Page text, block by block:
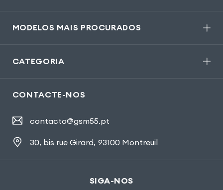
MODELOS MAIS PROCURADOS
CATEGORIA
CONTACTE-NOS
contacto@gsm55.pt
30, bis rue Girard, 93100 Montreuil
SIGA-NOS